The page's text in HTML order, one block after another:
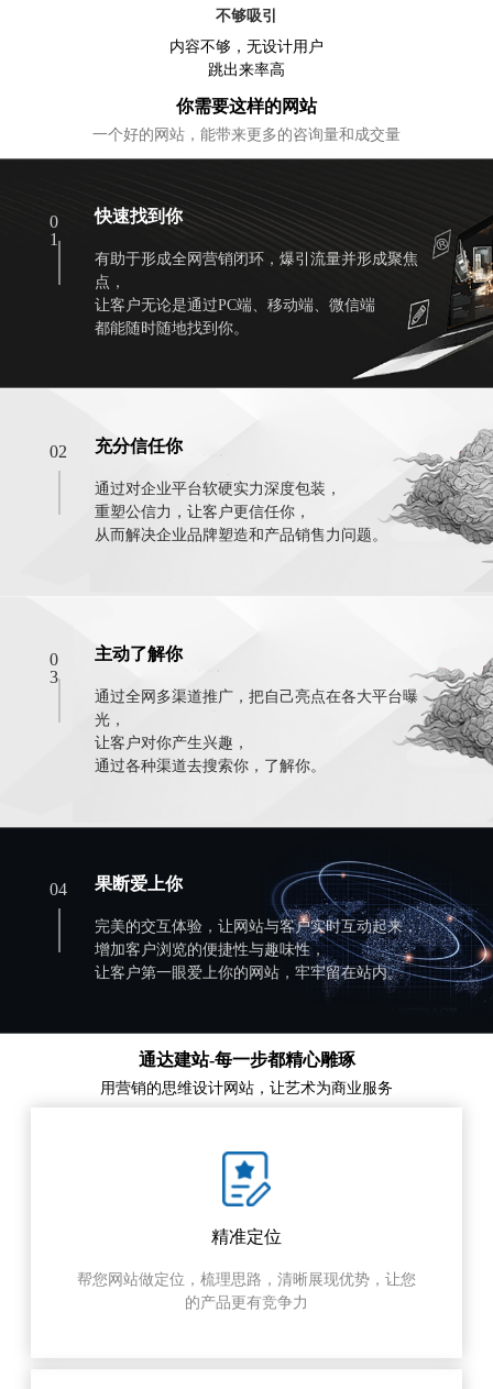
不够吸引
内容不够，无设计用户
跳出来率高
你需要这样的网站
一个好的网站，能带来更多的咨询量和成交量
0
1
快速找到你
有助于形成全网营销闭环，爆引流量并形成聚焦
点，
让客户无论是通过PC端、移动端、微信端
都能随时随地找到你。
02 充分信任你
通过对企业平台软硬实力深度包装，
重塑公信力，让客户更信任你，
从而解决企业品牌塑造和产品销售力问题。
0
3
主动了解你
通过全网多渠道推广，把自己亮点在各大平台曝
光，
让客户对你产生兴趣，
通过各种渠道去搜索你，了解你。
04 果断爱上你
完美的交互体验，让网站与客户实时互动起来，
增加客户浏览的便捷性与趣味性，
让客户第一眼爱上你的网站，牢牢留在站内。
通达建站-每一步都精心雕琢
用营销的思维设计网站，让艺术为商业服务
精准定位
帮您网站做定位，梳理思路，清晰展现优势，让您
的产品更有竞争力